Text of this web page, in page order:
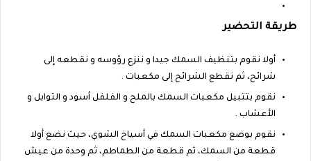
طريقة التحضير
أولا نقوم بتنظيف السمك جيدا و ننزع رؤوسه و نقطعه إلى
شرائح، ثم نقطع الشرائح إلى مكعبات .
نقوم بتتبيل مكعبات السمك بالملح و الفلفل أسود و التوابل و
الأعشاب .
نقوم بوضع مكعبات السمك في أسياخ الشوي، حيث نضع أولا
قطعة من السمك، ثم قطعة من الطماطم، ثم وحدة من عيش